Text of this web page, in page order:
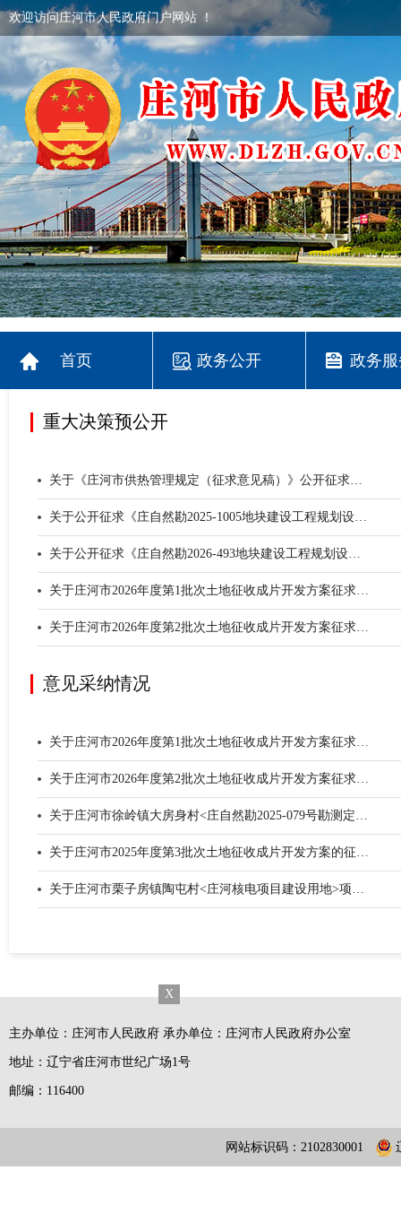
欢迎访问庄河市人民政府门户网站 ！
首页 政务公开 政务
X
重大决策预公开
关于《庄河市供热管理规定（征求意见稿）》公开征求意见建议的公告
关于公开征求《庄自然勘2025-1005地块建设工程规划设计方案》意见的公告
关于公开征求《庄自然勘2026-493地块建设工程规划设计方案》意见的公告
关于庄河市2026年度第1批次土地征收成片开发方案征求意见的通告
关于庄河市2026年度第2批次土地征收成片开发方案征求意见的通告
意见采纳情况
关于庄河市2026年度第1批次土地征收成片开发方案征求意见的通告
关于庄河市2026年度第2批次土地征收成片开发方案征求意见的通告
关于庄河市徐岭镇大房身村<庄自然勘2025-079号勘测定界图>项目征地(征求意见稿)意见的通知
关于庄河市2025年度第3批次土地征收成片开发方案的征求意见
关于庄河市栗子房镇陶屯村<庄河核电项目建设用地>项目征地(征求意见稿)意见
主办单位：庄河市人民政府 承办单位：庄河市人民政府办公室
地址：辽宁省庄河市世纪广场1号
邮编：116400
网站标识码：2102830001